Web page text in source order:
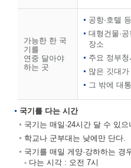
가능한 한 국
기를
연중 달아야
하는 곳
공항·호텔
대형건물·
장소
주요 정부
많은 깃대
그 밖에 대
국기를 다는 시간
국기는 매일·24시간 달 수 있
학교나 군부대는 낮에만 단다.
국기를 매일 게양·강하하는 경
- 다는 시각 : 오전 7시